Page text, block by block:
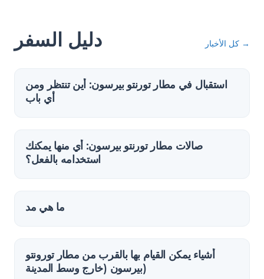
دليل السفر كل الأخبار →
استقبال في مطار تورنتو بيرسون: أين تنتظر ومن
أي باب
صالات مطار تورنتو بيرسون: أي منها يمكنك
استخدامه بالفعل؟
ما هي مد
أشياء يمكن القيام بها بالقرب من مطار تورونتو
بيرسون (خارج وسط المدينة)